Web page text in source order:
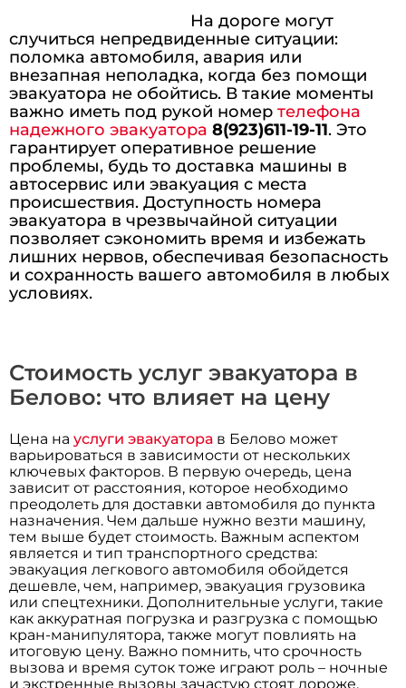
На дороге могут
случиться непредвиденные ситуации:
поломка автомобиля, авария или
внезапная неполадка, когда без помощи
эвакуатора не обойтись. В такие моменты
важно иметь под рукой номертелефона
надежного эвакуатора 8(923)611-19-11. Это
гарантирует оперативное решение
проблемы, будь то доставка машины в
автосервис или эвакуация с места
происшествия. Доступность номера
эвакуатора в чрезвычайной ситуации
позволяет сэкономить время и избежать
лишних нервов, обеспечивая безопасность
и сохранность вашего автомобиля в любых
условиях.
Стоимость услуг эвакуатора в
Белово: что влияет на цену
Цена науслуги эвакуатора в Белово может
варьироваться в зависимости от нескольких
ключевых факторов. В первую очередь, цена
зависит от расстояния, которое необходимо
преодолеть для доставки автомобиля до пункта
назначения. Чем дальше нужно везти машину,
тем выше будет стоимость. Важным аспектом
является и тип транспортного средства:
эвакуация легкового автомобиля обойдется
дешевле, чем, например, эвакуация грузовика
или спецтехники. Дополнительные услуги, такие
как аккуратная погрузка и разгрузка с помощью
кран-манипулятора, также могут повлиять на
итоговую цену. Важно помнить, что срочность
вызова и время суток тоже играют роль – ночные
и экстренные вызовы зачастую стоят дороже.